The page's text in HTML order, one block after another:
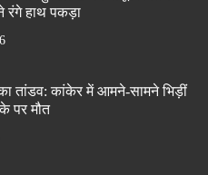
रंगे हाथ पकड़ा
तांडव: कांकेर में आमने-सामने भिड़ीं
पर मौत